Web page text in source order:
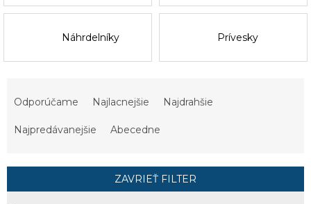
Náhrdelníky Prívesky
p
Odporúčame Najlacnejšie Najdrahšie
Najpredávanejšie Abecedne
ZAVRIEŤ FILTER